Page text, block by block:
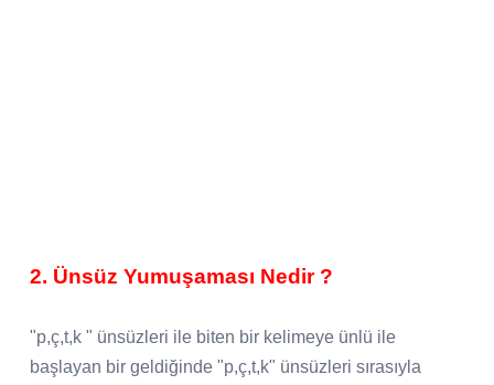
2. Ünsüz Yumuşaması Nedir ?
"p,ç,t,k " ünsüzleri ile biten bir kelimeye ünlü ile
başlayan bir geldiğinde "p,ç,t,k" ünsüzleri sırasıyla